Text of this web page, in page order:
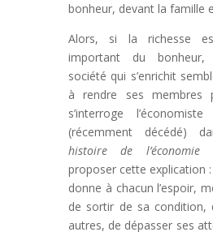
bonheur, devant la famille
Alors, si la richesse
important du bonheur,
société qui s’enrichit
à rendre ses membres
s’interroge
(récemment décédé)
histoire de l’économie
proposer cette explication
donne à chacun l’espoir,
de sortir de sa condition,
autres, de dépasser ses